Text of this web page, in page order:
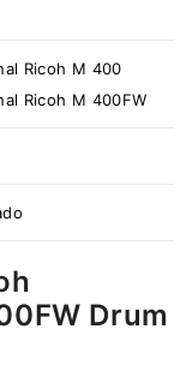
Ricoh M 400
Ricoh M 400FW
Drum